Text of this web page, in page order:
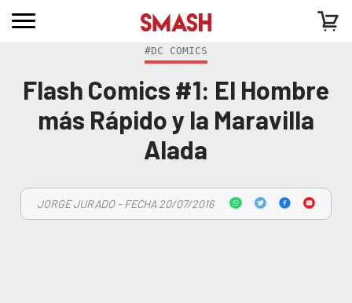
#DC COMICS
Flash Comics #1: El Hombre
más Rápido y la Maravilla
Alada
JORGE JURADO - FECHA 20/07/2016